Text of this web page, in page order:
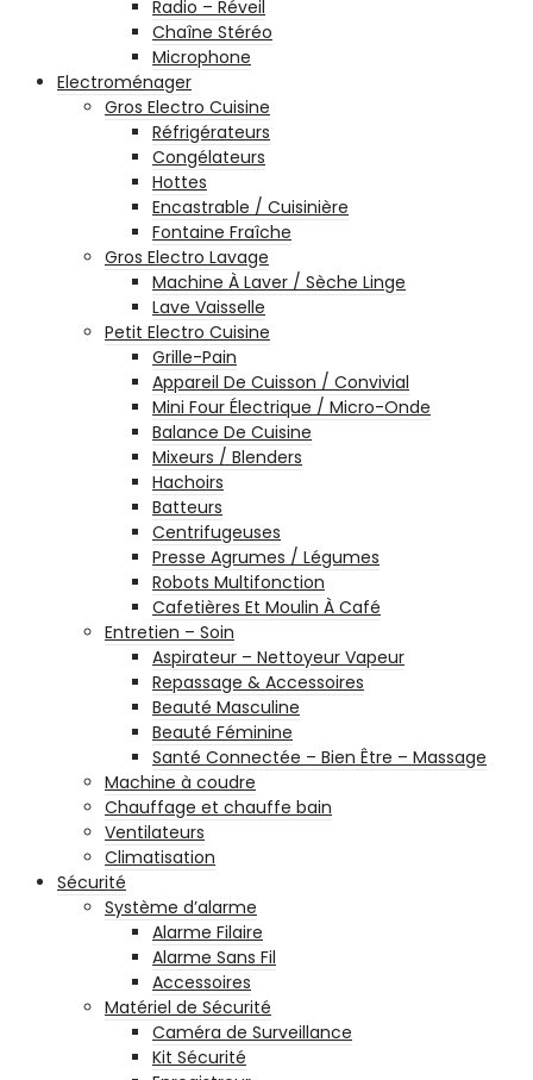
Radio – Réveil
Chaîne Stéréo
Microphone
Electroménager
Gros Electro Cuisine
Réfrigérateurs
Congélateurs
Hottes
Encastrable / Cuisinière
Fontaine Fraîche
Gros Electro Lavage
Machine À Laver / Sèche Linge
Lave Vaisselle
Petit Electro Cuisine
Grille-Pain
Appareil De Cuisson / Convivial
Mini Four Électrique / Micro-Onde
Balance De Cuisine
Mixeurs / Blenders
Hachoirs
Batteurs
Centrifugeuses
Presse Agrumes / Légumes
Robots Multifonction
Cafetières Et Moulin À Café
Entretien – Soin
Aspirateur – Nettoyeur Vapeur
Repassage & Accessoires
Beauté Masculine
Beauté Féminine
Santé Connectée – Bien Être – Massage
Machine à coudre
Chauffage et chauffe bain
Ventilateurs
Climatisation
Sécurité
Système d’alarme
Alarme Filaire
Alarme Sans Fil
Accessoires
Matériel de Sécurité
Caméra de Surveillance
Kit Sécurité